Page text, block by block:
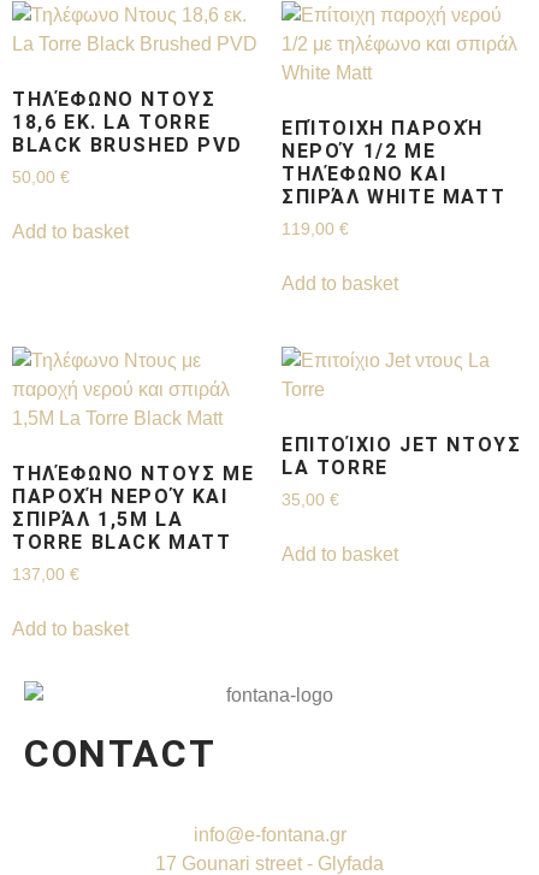
ΤΗΛΈΦΩΝΟ ΝΤΟΥΣ
18,6 ΕΚ. LA TORRE
BLACK BRUSHED PVD
50,00 €
Add to basket
ΕΠΊΤΟΙΧΗ ΠΑΡΟΧΉ
ΝΕΡΟΎ 1/2 ΜΕ
ΤΗΛΈΦΩΝΟ ΚΑΙ
ΣΠΙΡΆΛ WHITE MATT
119,00 €
Add to basket
ΤΗΛΈΦΩΝΟ ΝΤΟΥΣ ΜΕ
ΠΑΡΟΧΉ ΝΕΡΟΎ ΚΑΙ
ΣΠΙΡΆΛ 1,5M LA
TORRE BLACK MATT
137,00 €
Add to basket
ΕΠΙΤΟΊΧΙΟ JET ΝΤΟΥΣ
LA TORRE
35,00 €
Add to basket
CONTACT
info@e-fontana.gr
17 Gounari street - Glyfada